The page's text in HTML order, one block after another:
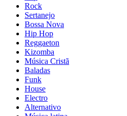
Rock
Sertanejo
Bossa Nova
Hip Hop
Reggaeton
Kizomba
Música Cristã
Baladas
Funk
House
Electro
Alternativo